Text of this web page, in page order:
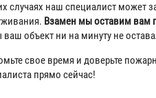
случаях наш специалист может
Взамен мы оставим вам
ваш объект ни на минуту не
свое время и доверьте
прямо сейчас!